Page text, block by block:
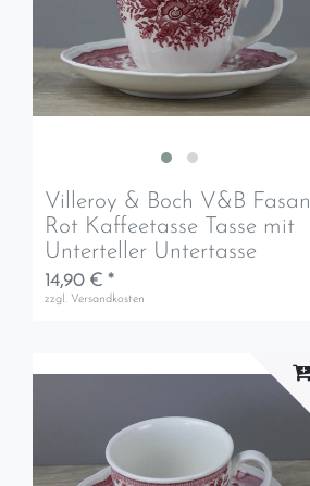
Villeroy & Boch V&B Fasan
Rot Kaffeetasse Tasse mit
Unterteller Untertasse
14,90 € *
zzgl. Versandkosten